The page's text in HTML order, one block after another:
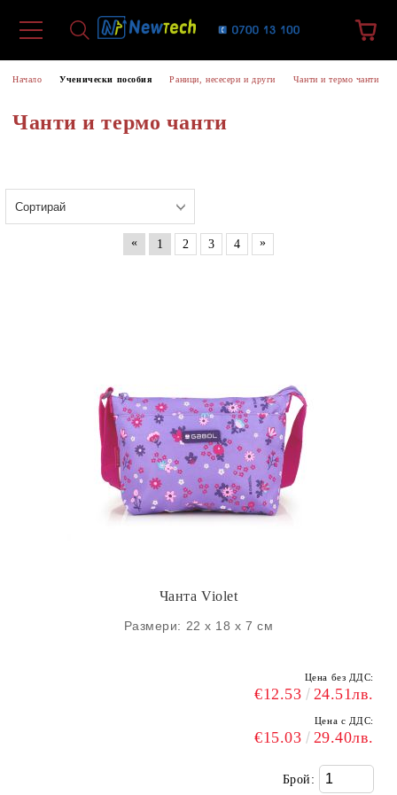
Начало Ученически пособия Раници, несесери и други Чанти и термо чанти
Чанти и термо чанти
« 1 2 3 4 »
Чанта Violet
Размери: 22 х 18 х 7 см
Цена без ДДС:
€12.53 24.51лв.
Цена с ДДС:
€15.03 29.40лв.
Брой: